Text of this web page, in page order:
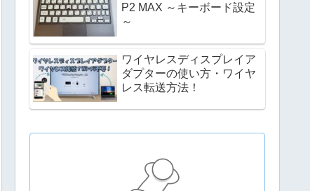
P2 MAX ～キーボード設定
～
ワイヤレスディスプレイア
ダプターの使い方・ワイヤ
レス転送方法！